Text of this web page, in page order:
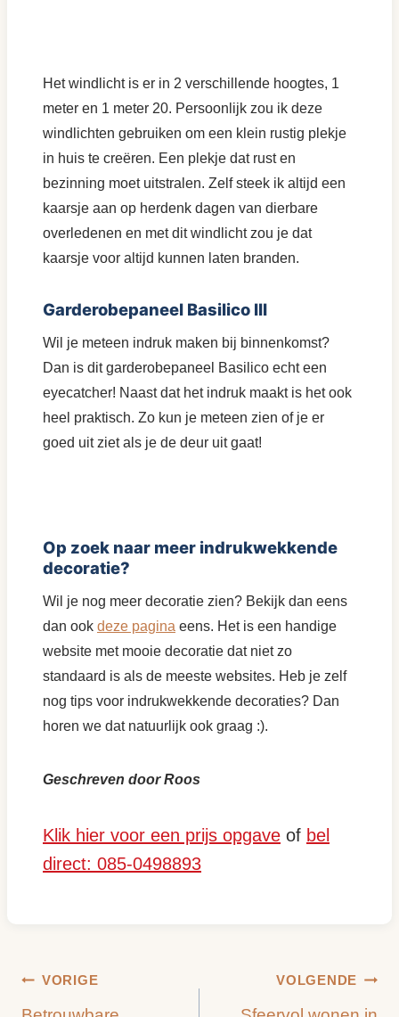
Het windlicht is er in 2 verschillende hoogtes, 1
meter en 1 meter 20. Persoonlijk zou ik deze
windlichten gebruiken om een klein rustig plekje
in huis te creëren. Een plekje dat rust en
bezinning moet uitstralen. Zelf steek ik altijd een
kaarsje aan op herdenk dagen van dierbare
overledenen en met dit windlicht zou je dat
kaarsje voor altijd kunnen laten branden.
Garderobepaneel Basilico III
Wil je meteen indruk maken bij binnenkomst?
Dan is dit garderobepaneel Basilico echt een
eyecatcher! Naast dat het indruk maakt is het ook
heel praktisch. Zo kun je meteen zien of je er
goed uit ziet als je de deur uit gaat!
Op zoek naar meer indrukwekkende
decoratie?
Wil je nog meer decoratie zien? Bekijk dan eens
dan ook deze pagina eens. Het is een handige
website met mooie decoratie dat niet zo
standaard is als de meeste websites. Heb je zelf
nog tips voor indrukwekkende decoraties? Dan
horen we dat natuurlijk ook graag :).
Geschreven door Roos
Klik hier voor een prijs opgave of bel
direct: 085-0498893
Bericht
VORIGE VOLGENDE